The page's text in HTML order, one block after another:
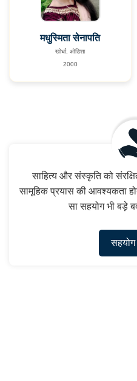
मधुस्मिता सेनापति
खोर्धा, ओडिशा
2000
साहित्य और संस्कृति को
सामूहिक प्रयास की आवश्यकता
सा सहयोग भी बड़े
सहयोग